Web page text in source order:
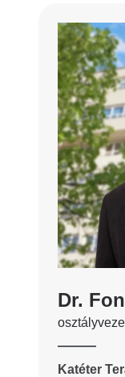
Dr.
Katéter